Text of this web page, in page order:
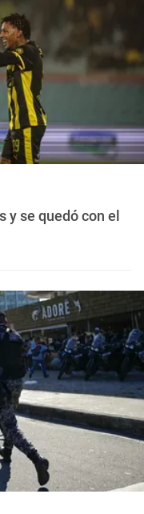
y se quedó con el